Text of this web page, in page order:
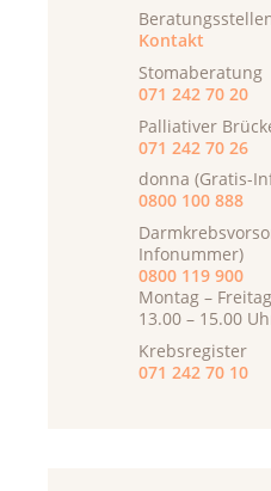
Kontakt
Stomaberatung
071 242 70 20
Palliativer
071 242 70 26
donna (Gratis-
0800 100 888
Infonummer)
0800 119 900
Montag –
13.00 – 15.00
Krebsregister
071 242 70 10